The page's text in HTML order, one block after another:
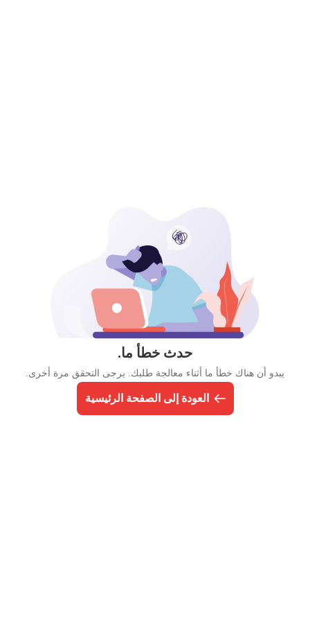
حدث خطأ ما.
يبدو أن هناك خطأ ما أثناء معالجة طلبك. يرجى التحقق مرة أخرى.
العودة إلى الصفحة الرئيسية